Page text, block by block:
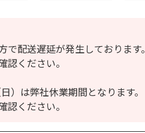
配送遅延が発生しております。
認ください。
）は弊社休業期間となります。
認ください。